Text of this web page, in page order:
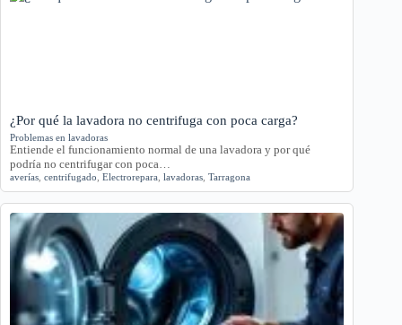
¿Por qué la lavadora no centrifuga con poca carga?
Problemas en lavadoras
Entiende el funcionamiento normal de una lavadora y por qué
podría no centrifugar con poca…
averías centrifugado Electrorepara lavadoras Tarragona